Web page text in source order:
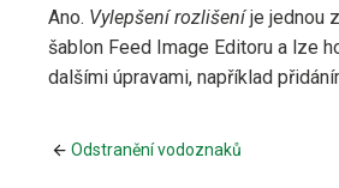
Ano. Vylepšení rozlišeníje jednou
šablon Feed Image Editoru a lze
dalšími úpravami, například
Odstranění vodoznaků